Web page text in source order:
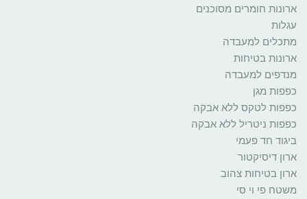
ארונות חומרים מסוכנים
עגלות
מתכלים למעבדה
ארונות בטיחות
מנדפים למעבדה
כפפות מגן
כפפות לטקס ללא אבקה
כפפות ניטריל ללא אבקה
ביגוד חד פעמי
ארון דיסיקטור
ארון בטיחות צהוב
משטח פי וי סי